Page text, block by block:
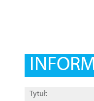
Tytuł: